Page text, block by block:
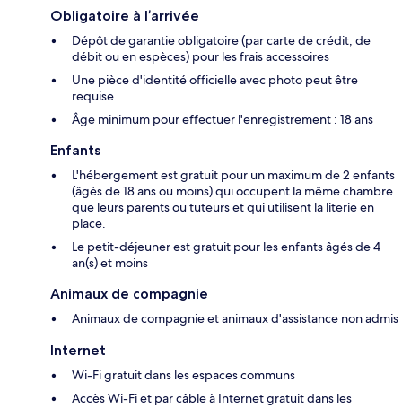
Obligatoire à l’arrivée
Dépôt de garantie obligatoire (par carte de crédit, de
débit ou en espèces) pour les frais accessoires
Une pièce d'identité officielle avec photo peut être
requise
Âge minimum pour effectuer l'enregistrement : 18 ans
Enfants
L'hébergement est gratuit pour un maximum de 2 enfants
(âgés de 18 ans ou moins) qui occupent la même chambre
que leurs parents ou tuteurs et qui utilisent la literie en
place.
Le petit-déjeuner est gratuit pour les enfants âgés de 4
an(s) et moins
Animaux de compagnie
Animaux de compagnie et animaux d'assistance non admis
Internet
Wi-Fi gratuit dans les espaces communs
Accès Wi-Fi et par câble à Internet gratuit dans les